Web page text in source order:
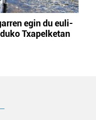
egin du euli-
Txapelketan